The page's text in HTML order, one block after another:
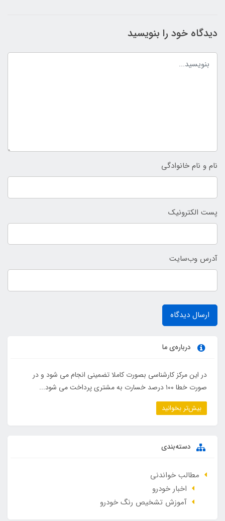
دیدگاه خود را بنویسید
نام و نام خانوادگی
پست الکترونیک
آدرس وب‌سایت
ارسال دیدگاه
درباره‌ی ما
در این مرکز کارشناسی بصورت کاملا تضمینی انجام می شود و در
صورت خطا ۱۰۰ درصد خسارت به مشتری پرداخت می شود...
بیش‌تر بخوانید
دسته‌بندی
مطالب خواندنی
اخبار خودرو
آموزش تشخیص رنگ خودرو